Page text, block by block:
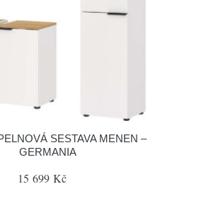
SESTAVA MENEN –
GERMANIA
15 699 Kč